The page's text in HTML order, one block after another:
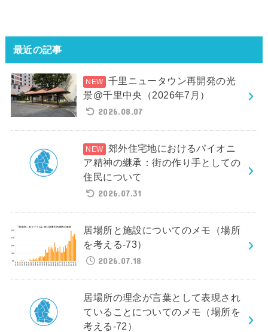
最近の記事
千里ニュータウン再開発の光
景@千里中央（2026年7月）
2026.08.07
郊外住宅地におけるパイオニ
ア精神の継承：街の作り手としての
住民について
2026.07.31
居場所と施設についてのメモ（場所
を考える-73）
2026.07.18
居場所の理念が言葉として表現され
ていることについてのメモ（場所を
考える-72）